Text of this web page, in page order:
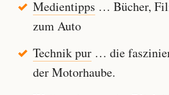
Medientipps … Bücher,
zum Auto
Technik pur… die
der Motorhaube.